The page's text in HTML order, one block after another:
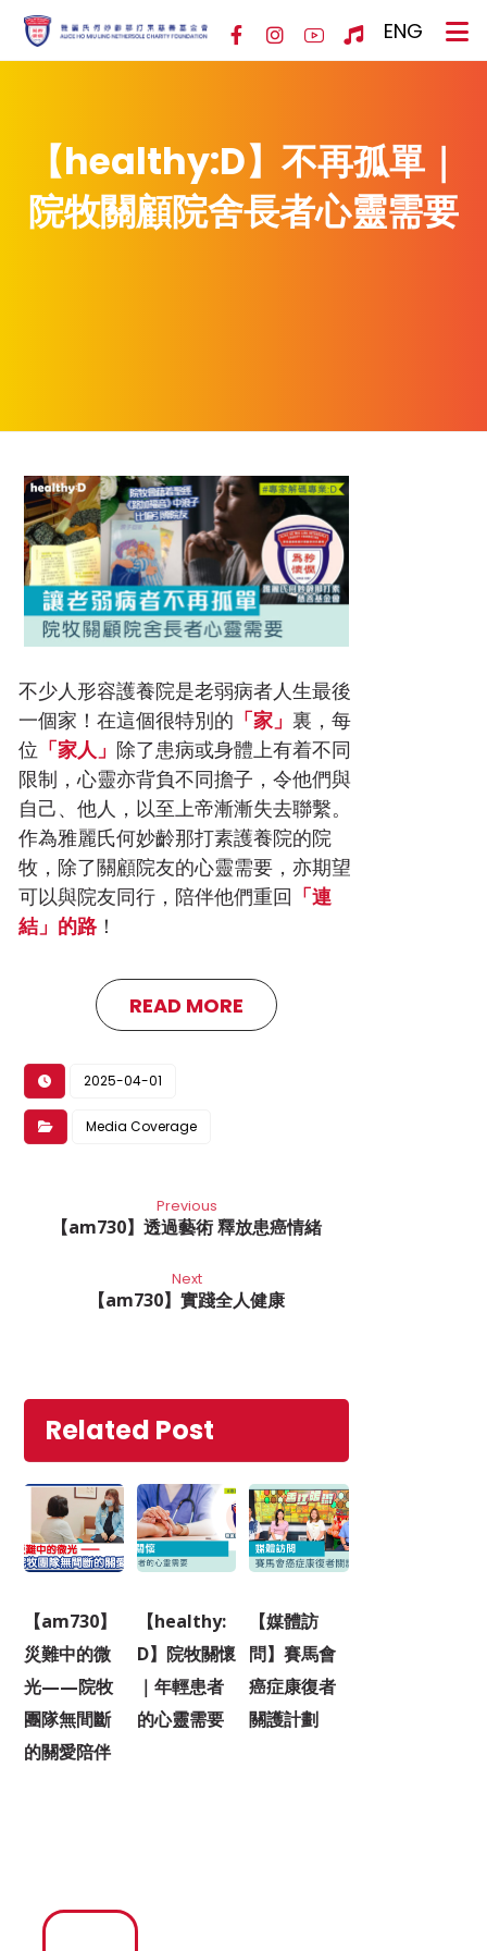
ENG
【healthy:D】不再孤單｜
院牧關顧院舍長者心靈需要
不少人形容護養院是老弱病者人生最後
一個家！在這個很特別的 「家」 裏，每
位 「家人」 除了患病或身體上有着不同
限制，心靈亦背負不同擔子，令他們與
自己、他人，以至上帝漸漸失去聯繫。
作為雅麗氏何妙齡那打素護養院的院
牧，除了關顧院友的心靈需要，亦期望
可以與院友同行，陪伴他們重回 「連
結」的路！
READ MORE
2025-04-01
Media Coverage
Previous
【am730】透過藝術 釋放患癌情緒
Next
【am730】實踐全人健康
Related Post
【am730】
災難中的微
光——院牧
團隊無間斷
的關愛陪伴
【healthy:
D】院牧關懷
｜年輕患者
的心靈需要
【媒體訪
問】賽馬會
癌症康復者
關護計劃